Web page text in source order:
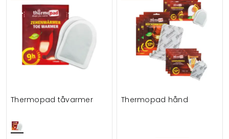
Thermopad tåvarmer Thermopad hånd